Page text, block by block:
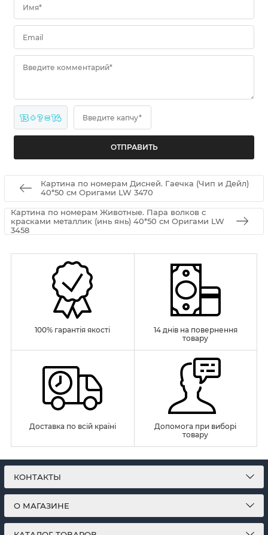
Имя*
Email
Введите комментарий*
13 + ? = 14 Введите капчу*
Картина по номерам Дисней. Гаечка (Чип и Дейл)
40*50 см Оригами LW 3470
Картина по номерам Животные. Пара волков с
красками металлик (инь янь) 40*50 см Оригами LW
3458
100% гарантія якості
14 днів на повернення
товару
Доставка по всій країні
Допомога при виборі
товару
КОНТАКТЫ
О МАГАЗИНЕ